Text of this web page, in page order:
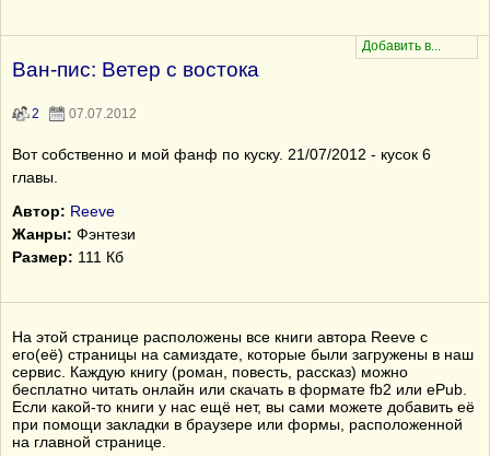
Ван-пис: Ветер с востока
2 07.07.2012
Вот собственно и мой фанф по куску. 21/07/2012 - кусок 6
главы.
Автор: Reeve
Жанры: Фэнтези
Размер: 111 Кб
На этой странице расположены все книги автора Reeve с
его(её) страницы на самиздате, которые были загружены в наш
сервис. Каждую книгу (роман, повесть, рассказ) можно
бесплатно читать онлайн или скачать в формате fb2 или ePub.
Если какой-то книги у нас ещё нет, вы сами можете добавить её
при помощи закладки в браузере или формы, расположенной
на главной странице.